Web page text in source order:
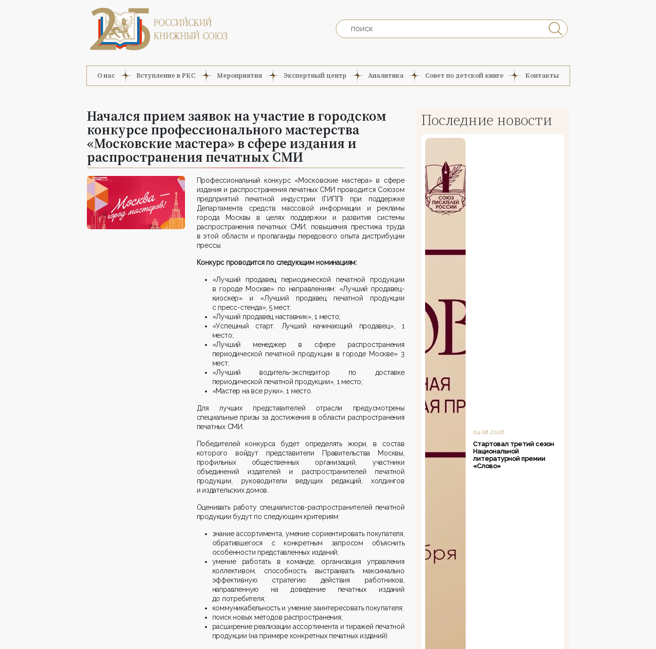
О нас Вступление в РКС Мероприятия Экспертный центр Аналитика Совет по детской книге Контакты
Начался прием заявок на участие в городском
конкурсе профессионального мастерства
«Московские мастера» в сфере издания и
распространения печатных СМИ
Профессиональный конкурс «Московские мастера» в сфере
издания и распространения печатных СМИ проводится Союзом
предприятий печатной индустрии (ГИПП) при поддержке
Департамента средств массовой информации и рекламы
города Москвы в целях поддержки и развития системы
распространения печатных СМИ, повышения престижа труда
в этой области и пропаганды передового опыта дистрибуции
прессы.
Конкурс проводится по следующим номинациям:
«Лучший продавец периодической печатной продукции
в городе Москве» по направлениям: «Лучший продавец-
киоскер» и «Лучший продавец печатной продукции
с пресс-стенда», 5 мест;
«Лучший продавец наставник», 1 место;
«Успешный старт. Лучший начинающий продавец», 1
место;
«Лучший менеджер в сфере распространения
периодической печатной продукции в городе Москве» 3
мест;
«Лучший водитель-экспедитор по доставке
периодической печатной продукции», 1 место;
«Мастер на все руки», 1 место.
Для лучших представителей отрасли предусмотрены
специальные призы за достижения в области распространения
печатных СМИ.
Победителей конкурса будет определять жюри, в состав
которого войдут представители Правительства Москвы,
профильных общественных организаций, участники
объединений издателей и распространителей печатной
продукции, руководители ведущих редакций, холдингов
и издательских домов.
Оценивать работу специалистов-распространителей печатной
продукции будут по следующим критериям:
знание ассортимента, умение сориентировать покупателя,
обратившегося с конкретным запросом объяснить
особенности представленных изданий;
умение работать в команде, организация управления
коллективом, способность выстраивать максимально
эффективную стратегию действия работников,
направленную на доведение печатных изданий
до потребителя;
коммуникабельность и умение заинтересовать покупателя;
поиск новых методов распространения;
расширение реализации ассортимента и тиражей печатной
продукции (на примере конкретных печатных изданий).
Последние новости
04.08.2026
Стартовал третий сезон
Национальной
литературной премии
«Слово»